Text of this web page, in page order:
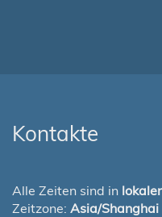
Kontakte
Alle Zeiten sind in
Zeitzone: Asia/Shanghai